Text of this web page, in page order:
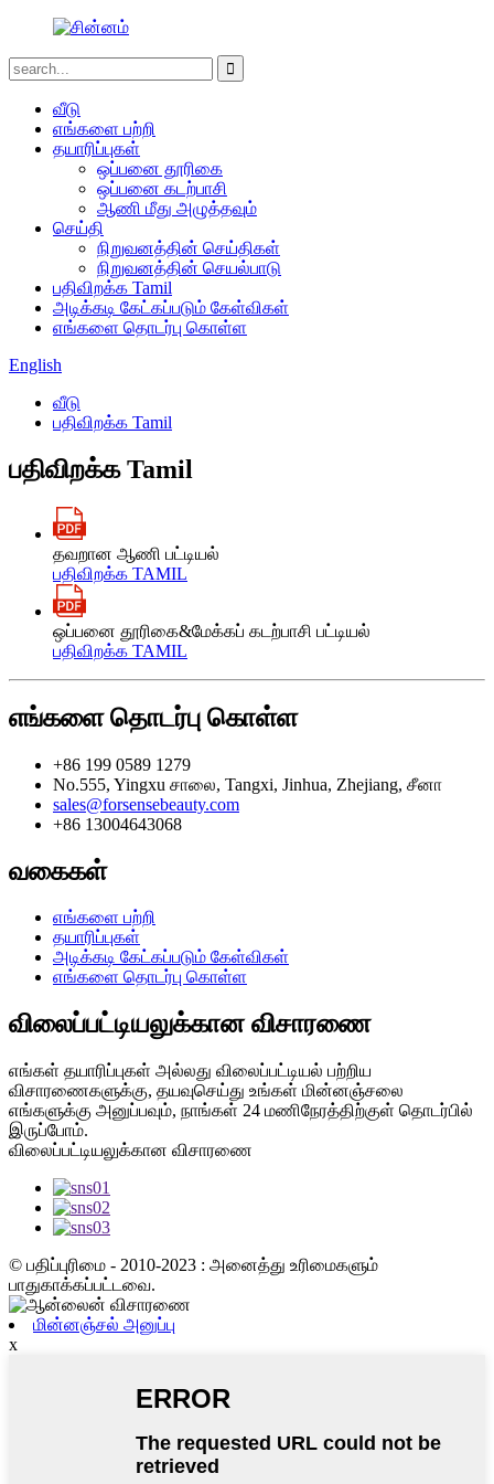
வீடு
எங்களை பற்றி
தயாரிப்புகள்
ஒப்பனை தூரிகை
ஒப்பனை கடற்பாசி
ஆணி மீது அழுத்தவும்
செய்தி
நிறுவனத்தின் செய்திகள்
நிறுவனத்தின் செயல்பாடு
பதிவிறக்க Tamil
அடிக்கடி கேட்கப்படும் கேள்விகள்
எங்களை தொடர்பு கொள்ள
English
வீடு
பதிவிறக்க Tamil
பதிவிறக்க Tamil
தவறான ஆணி பட்டியல்
பதிவிறக்க TAMIL
ஒப்பனை தூரிகை&மேக்கப் கடற்பாசி பட்டியல்
பதிவிறக்க TAMIL
எங்களை தொடர்பு கொள்ள
+86 199 0589 1279
No.555, Yingxu சாலை, Tangxi, Jinhua, Zhejiang, சீனா
sales@forsensebeauty.com
+86 13004643068
வகைகள்
எங்களை பற்றி
தயாரிப்புகள்
அடிக்கடி கேட்கப்படும் கேள்விகள்
எங்களை தொடர்பு கொள்ள
விலைப்பட்டியலுக்கான விசாரணை
எங்கள் தயாரிப்புகள் அல்லது விலைப்பட்டியல் பற்றிய
விசாரணைகளுக்கு, தயவுசெய்து உங்கள் மின்னஞ்சலை
எங்களுக்கு அனுப்பவும், நாங்கள் 24 மணிநேரத்திற்குள் தொடர்பில்
இருப்போம்.
விலைப்பட்டியலுக்கான விசாரணை
© பதிப்புரிமை - 2010-2023 : அனைத்து உரிமைகளும்
பாதுகாக்கப்பட்டவை.
மின்னஞ்சல் அனுப்பு
x